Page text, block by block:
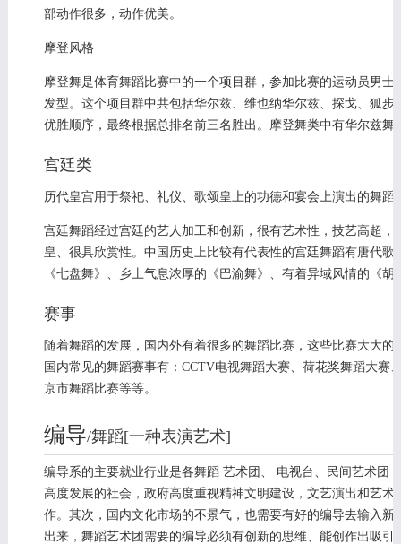
部动作很多，动作优美。
摩登风格
摩登舞是体育舞蹈比赛中的一个项目群，参加比赛的运动员男
发型。这个项目群中共包括华尔兹、维也纳华尔兹、探戈、狐
优胜顺序，最终根据总排名前三名胜出。摩登舞类中有华尔兹
宫廷类
历代皇宫用于祭祀、礼仪、歌颂皇上的功德和宴会上演出的舞蹈
宫廷舞蹈经过宫廷的艺人加工和创新，很有艺术性，技艺高超
皇、很具欣赏性。中国历史上比较有代表性的宫廷舞蹈有唐代歌
《七盘舞》、乡土气息浓厚的《巴渝舞》、有着异域风情的《
赛事
随着舞蹈的发展，国内外有着很多的舞蹈比赛，这些比赛大大
国内常见的舞蹈赛事有：CCTV电视舞蹈大赛、荷花奖舞蹈大
京市舞蹈比赛等等。
编导/舞蹈[一种表演艺术]
编导系的主要就业行业是各舞蹈 艺术团、 电视台、民间艺术团
高度发展的社会，政府高度重视精神文明建设，文艺演出和艺
作。其次，国内文化市场的不景气，也需要有好的编导去输入
出来，舞蹈艺术团需要的编导必须有创新的思维、能创作出吸